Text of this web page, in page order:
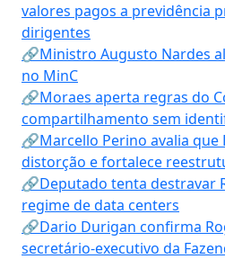
valores pagos a previdência
dirigentes
🔗Ministro Augusto Nardes
no MinC
🔗Moraes aperta regras do
compartilhamento sem
🔗Marcello Perino avalia que
distorção e fortalece
🔗Deputado tenta destravar
regime de data centers
🔗Dario Durigan confirma
secretário-executivo da